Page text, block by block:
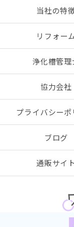
当社の特
リフォー
浄化槽管理
協力会社
プライバシーポ
ブログ
通販サイト